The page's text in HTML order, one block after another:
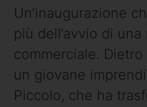
Un’inaugurazione
più dell’avvio di
commerciale.
un giovane
Piccolo, che ha